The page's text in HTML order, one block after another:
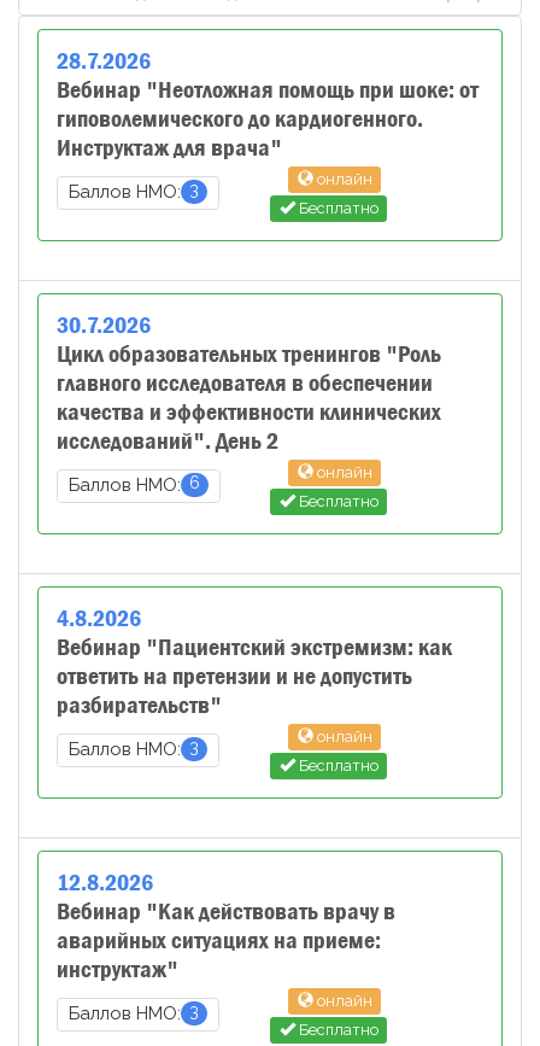
28.7.2026
Вебинар "Неотложная помощь при шоке: от
гиповолемического до кардиогенного.
Инструктаж для врача"
Баллов НМО: 3
онлайн
Бесплатно
30.7.2026
Цикл образовательных тренингов "Роль
главного исследователя в обеспечении
качества и эффективности клинических
исследований". День 2
Баллов НМО: 6
онлайн
Бесплатно
4.8.2026
Вебинар "Пациентский экстремизм: как
ответить на претензии и не допустить
разбирательств"
Баллов НМО: 3
онлайн
Бесплатно
12.8.2026
Вебинар "Как действовать врачу в
аварийных ситуациях на приеме:
инструктаж"
Баллов НМО: 3
онлайн
Бесплатно